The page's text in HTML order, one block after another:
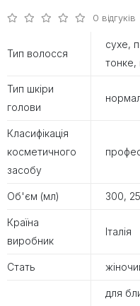
0 відгуків
Тип волосся
сухе,
Тип шкіри
голови
Класифікація
косметичного
засобу
Об'єм (мл) 300,
Країна
виробник
Італія
Стать
для